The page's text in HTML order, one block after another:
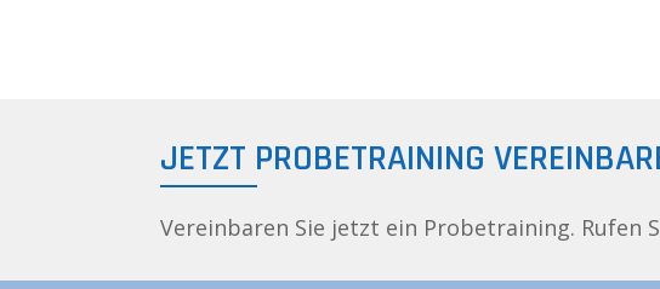
JETZT PROBETRAINING
Vereinbaren Sie jetzt ein Probetraining. Rufen